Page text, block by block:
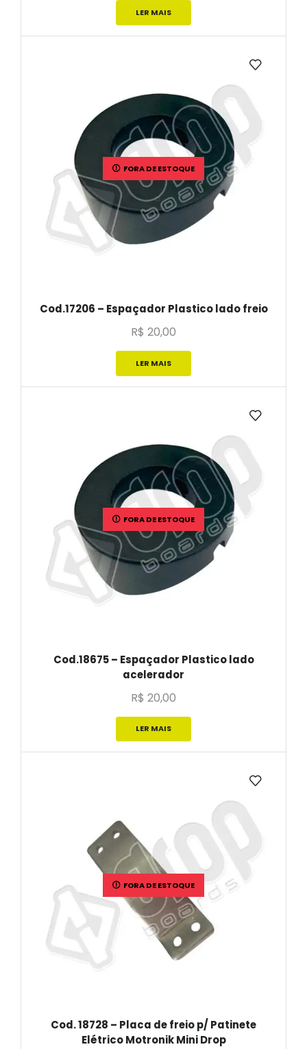
LER MAIS
FORA DE ESTOQUE
Cod.17206 – Espaçador Plastico lado freio
R$ 20,00
LER MAIS
FORA DE ESTOQUE
Cod.18675 – Espaçador Plastico lado
acelerador
R$ 20,00
LER MAIS
FORA DE ESTOQUE
Cod. 18728 – Placa de freio p/ Patinete
Elétrico Motronik Mini Drop